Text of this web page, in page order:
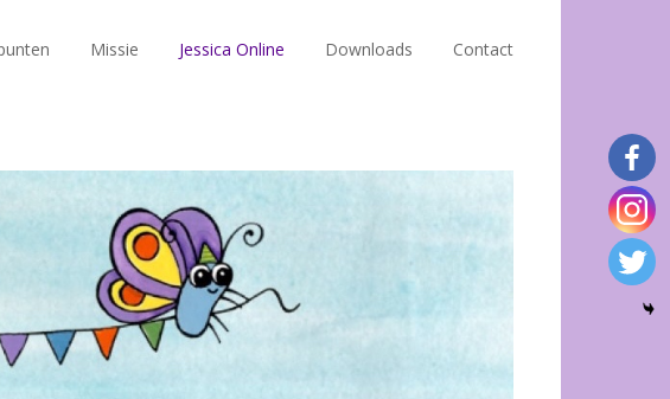
Missie Jessica Online Downloads Contact